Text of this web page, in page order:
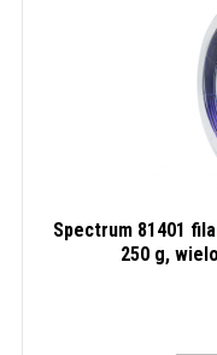
Spectrum 81401
250 g,